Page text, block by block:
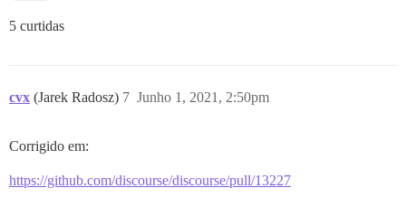
5 curtidas
cvx (Jarek Radosz) Junho 1, 2021, 2:50pm
7
Corrigido em:
https://github.com/discourse/discourse/pull/13227